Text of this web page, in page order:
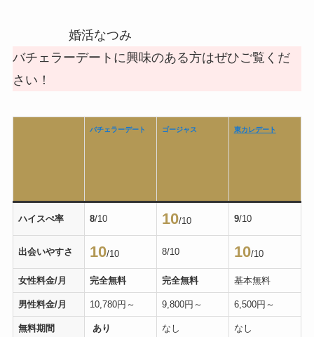
婚活なつみ
バチェラーデートに興味のある方はぜひご覧くだ
さい！
バチェラーデート ゴージャス 東カレデート
ハイスぺ率 8/10 10/10 9/10
出会いやすさ 10/10 8/10 10/10
女性料金/月 完全無料 完全無料 基本無料
男性料金/月 10,780円～ 9,800円～ 6,500円～
無料期間 あり なし なし